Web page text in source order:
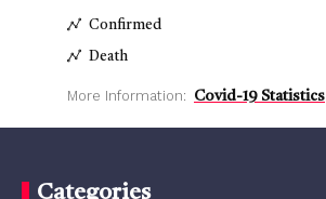
Confirmed
Death
More Information: Covid-19 Statistics
Categories